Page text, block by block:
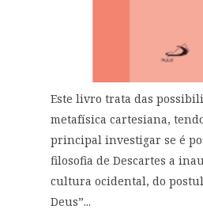
Este livro trata das
metafísica cartesiana,
principal investigar se é
filosofia de Descartes a
cultura ocidental, do
Deus”...